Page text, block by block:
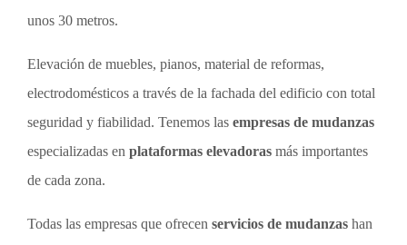
unos 30 metros.
Elevación de muebles, pianos, material de reformas,
electrodomésticos a través de la fachada del edificio con total
seguridad y fiabilidad. Tenemos las empresas de mudanzas
especializadas en plataformas elevadoras más importantes
de cada zona.
Todas las empresas que ofrecen servicios de mudanzas han